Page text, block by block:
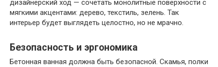
дизайнерский ход — сочетать монолитные поверхности с
мягкими акцентами: дерево, текстиль, зелень. Так
интерьер будет выглядеть целостно, но не мрачно.
Безопасность и эргономика
Бетонная ванная должна быть безопасной. Скамья, полки